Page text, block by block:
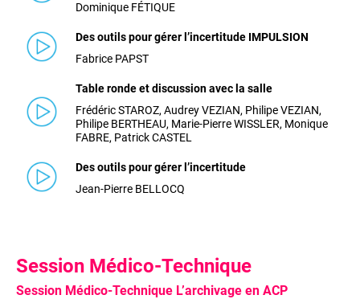
Dominique FÉTIQUE
Des outils pour gérer l’incertitude IMPULSION
Fabrice PAPST
Table ronde et discussion avec la salle
Frédéric STAROZ, Audrey VEZIAN, Philipe VEZIAN,
Philipe BERTHEAU, Marie-Pierre WISSLER, Monique
FABRE, Patrick CASTEL
Des outils pour gérer l’incertitude
Jean-Pierre BELLOCQ
Session Médico-Technique
Session Médico-Technique L’archivage en ACP